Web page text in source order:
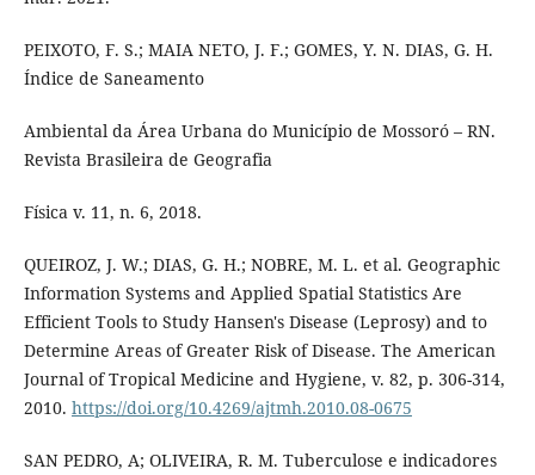
PEIXOTO, F. S.; MAIA NETO, J. F.; GOMES, Y. N. DIAS, G. H.
Índice de Saneamento
Ambiental da Área Urbana do Município de Mossoró – RN.
Revista Brasileira de Geografia
Física v. 11, n. 6, 2018.
QUEIROZ, J. W.; DIAS, G. H.; NOBRE, M. L. et al. Geographic
Information Systems and Applied Spatial Statistics Are
Efficient Tools to Study Hansen's Disease (Leprosy) and to
Determine Areas of Greater Risk of Disease. The American
Journal of Tropical Medicine and Hygiene, v. 82, p. 306-314,
2010. https://doi.org/10.4269/ajtmh.2010.08-0675
SAN PEDRO, A; OLIVEIRA, R. M. Tuberculose e indicadores